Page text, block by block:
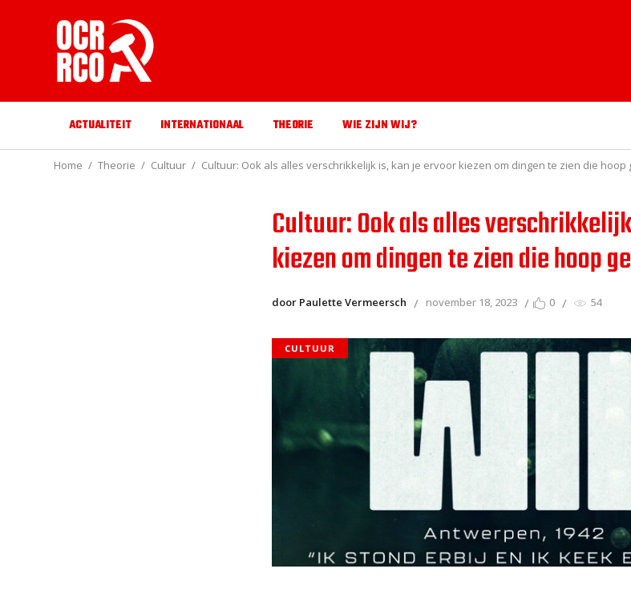
ACTUALITEIT INTERNATIONAAL THEORIE WIE ZIJN WIJ?
Home Theorie Cultuur Cultuur: Ook als alles verschrikkelijk is, kan je ervoor kiezen om dingen te zien die hoop
Cultuur: Ook als alles
kiezen om dingen te zien die hoop
door Paulette Vermeersch november 18, 2023 0 54
CULTUUR